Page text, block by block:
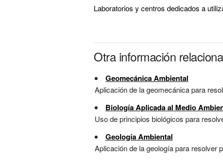
Laboratorios y centros dedicados a
Otra información
Geomecánica Ambiental
Aplicación de la geomecánica para
Biología Aplicada al Medio
Uso de principios biológicos para
Geología Ambiental
Aplicación de la geología para resolver